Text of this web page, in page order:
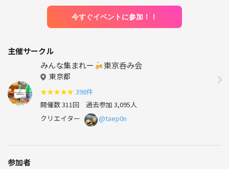
今すぐイベントに参加！！
主催サークル
みんな集まれー🍻東京呑み会
東京都
★★★★★ 398件
開催数 311回 過去参加 3,095人
クリエイター
@taep0n
参加者